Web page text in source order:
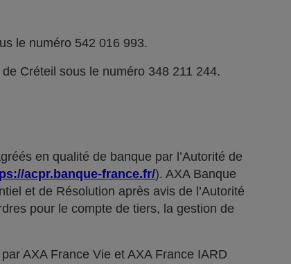
le numéro 542 016 993.
Créteil sous le numéro 348 211 244.
en qualité de banque par l’Autorité de
acpr.banque-france.fr/). AXA Banque
et de Résolution après avis de l’Autorité
pour le compte de tiers, la gestion de
AXA France Vie et AXA France IARD